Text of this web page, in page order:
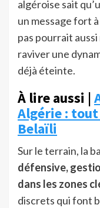
algéroise sait
un message fort
pas pourrait
raviver une
déjà éteinte.
À lire aussi |
Algérie :
Belaïli
Sur le terrain, la
défensive,
dans les zones
discrets qui font